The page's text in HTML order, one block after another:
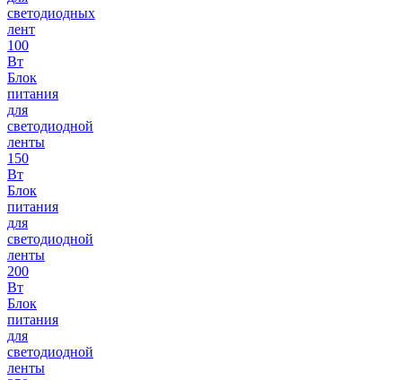
светодиодных
лент
100
Вт
Блок
питания
для
светодиодной
ленты
150
Вт
Блок
питания
для
светодиодной
ленты
200
Вт
Блок
питания
для
светодиодной
ленты